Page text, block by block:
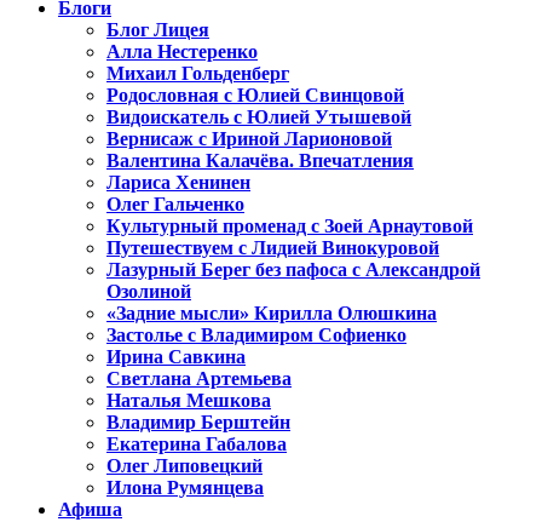
Блоги
Блог Лицея
Алла Нестеренко
Михаил Гольденберг
Родословная с Юлией Свинцовой
Видоискатель с Юлией Утышевой
Вернисаж с Ириной Ларионовой
Валентина Калачёва. Впечатления
Лариса Хенинен
Олег Гальченко
Культурный променад с Зоей Арнаутовой
Путешествуем с Лидией Винокуровой
Лазурный Берег без пафоса с Александрой
Озолиной
«Задние мысли» Кирилла Олюшкина
Застолье с Владимиром Софиенко
Ирина Савкина
Светлана Артемьева
Наталья Мешкова
Владимир Берштейн
Екатерина Габалова
Олег Липовецкий
Илона Румянцева
Афиша